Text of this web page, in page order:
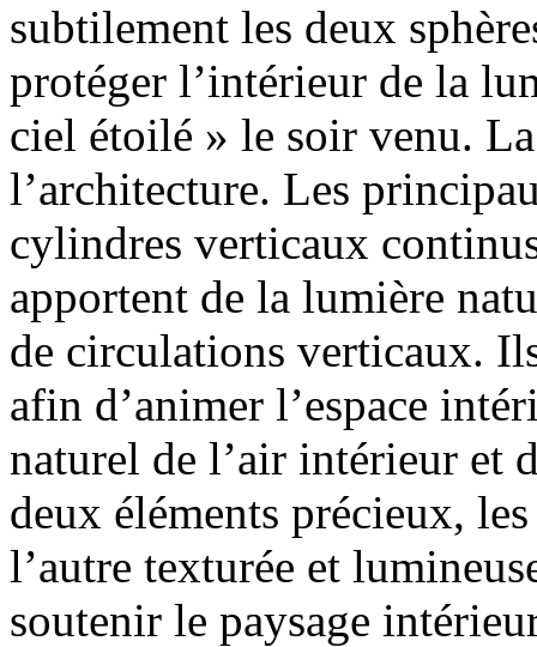
subtilement les deux
protéger l’intérieur de la
ciel étoilé » le soir venu.
l’architecture. Les
cylindres verticaux
apportent de la lumière
de circulations verticaux.
afin d’animer l’espace
naturel de l’air intérieur et
deux éléments précieux,
l’autre texturée et
soutenir le paysage